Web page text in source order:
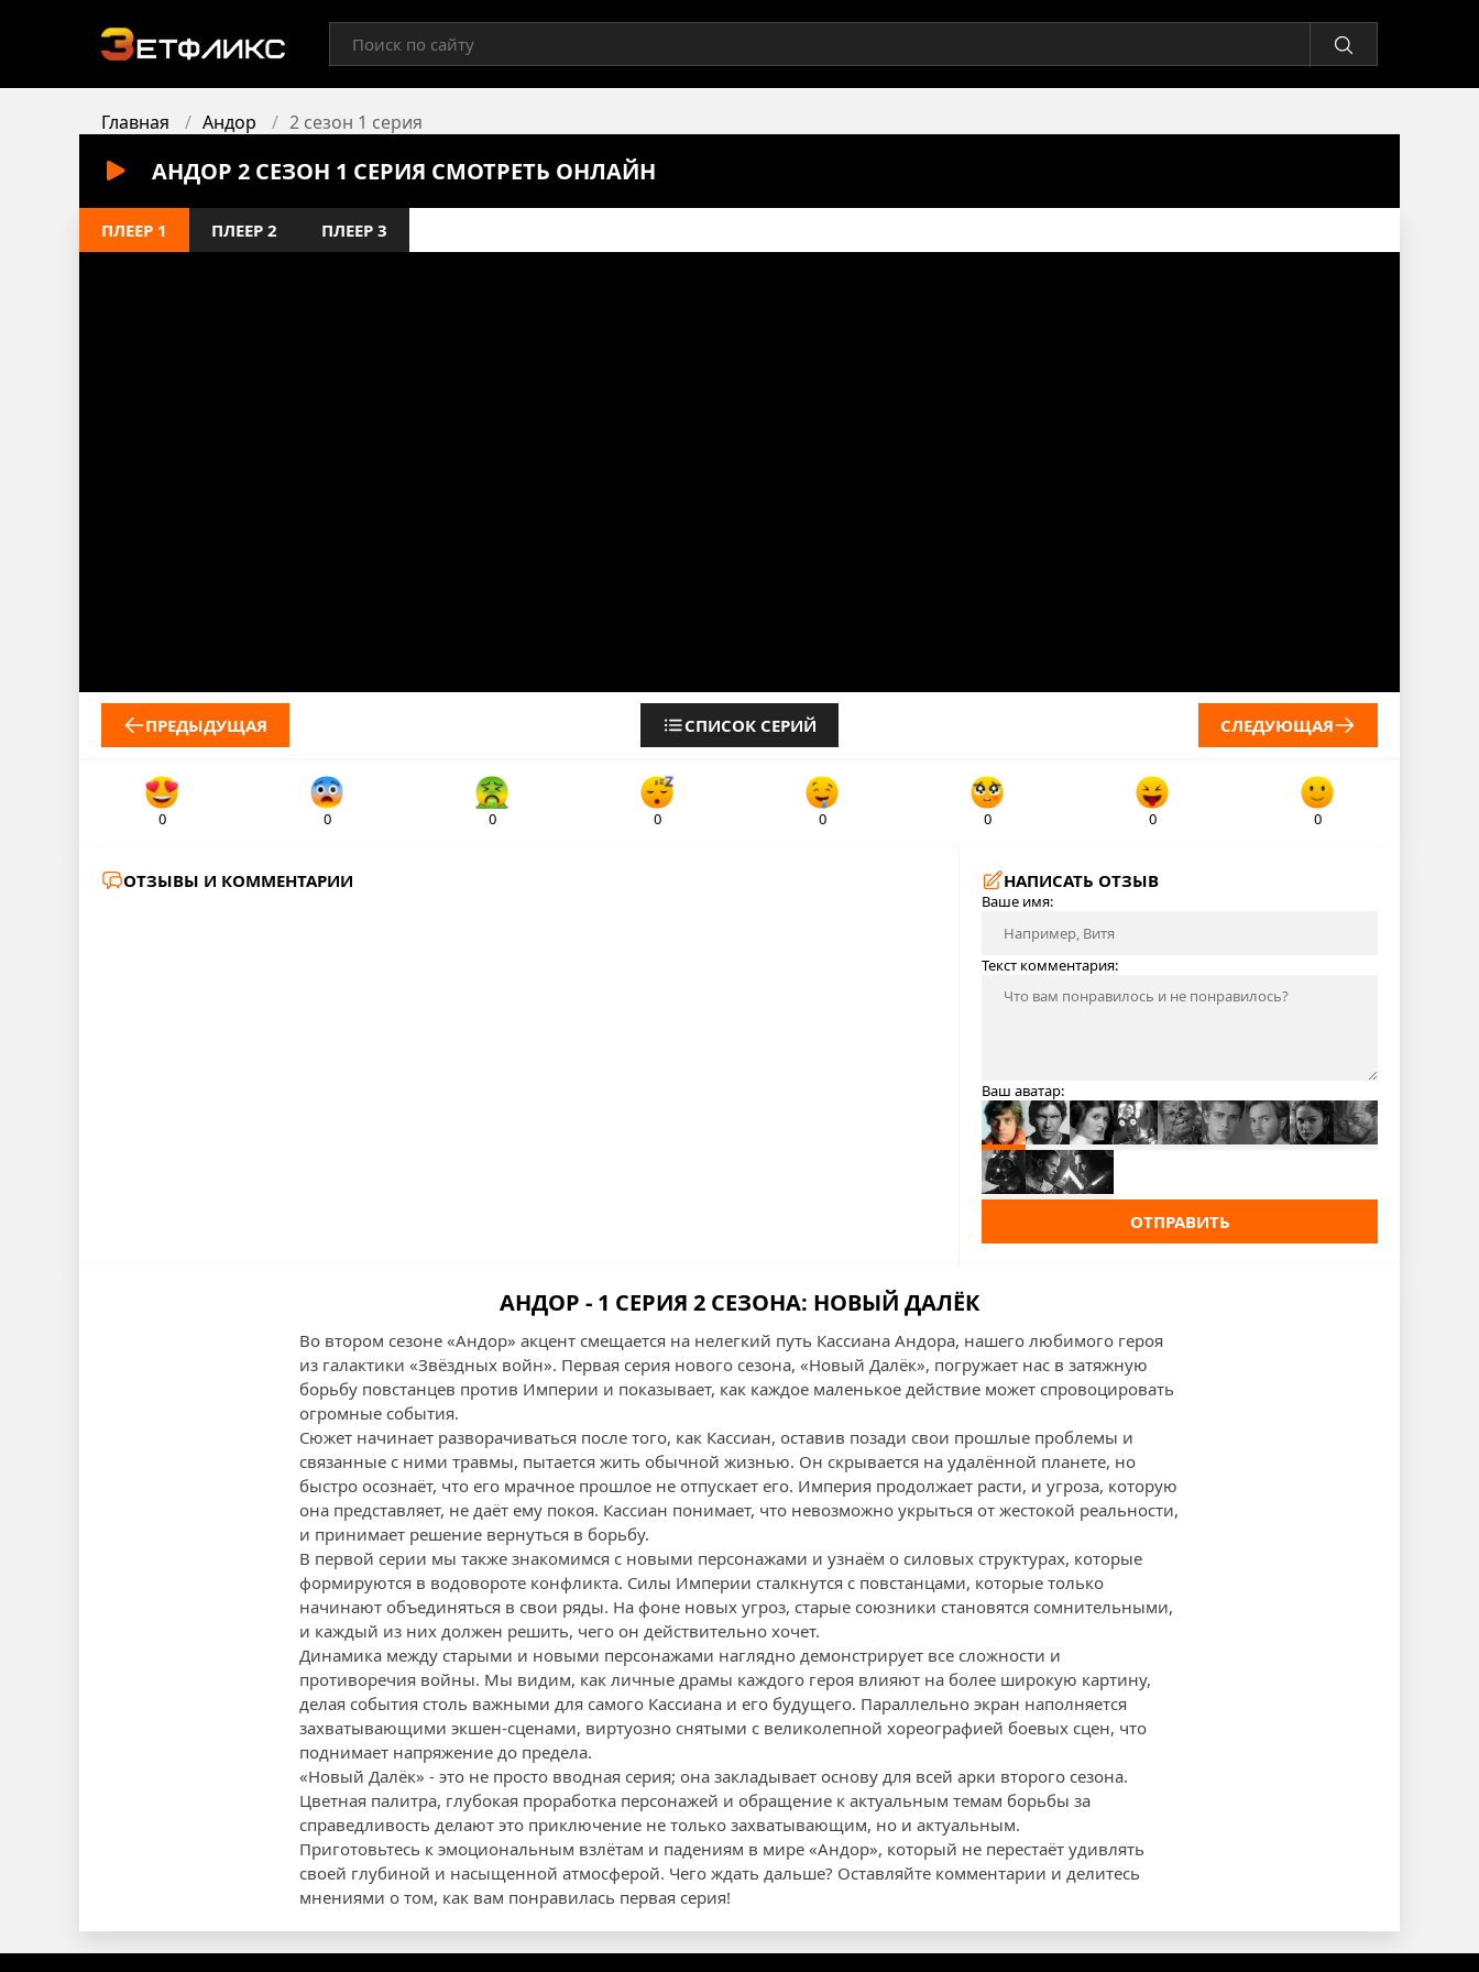
Главная Андор 2 сезон 1 серия
АНДОР 2 СЕЗОН 1 СЕРИЯ СМОТРЕТЬ ОНЛАЙН
ПЛЕЕР 1 ПЛЕЕР 2 ПЛЕЕР 3
ПРЕДЫДУЩАЯ СПИСОК СЕРИЙ СЛЕДУЮЩАЯ
0 0 0 0 0 0 0 0
ОТЗЫВЫ И КОММЕНТАРИИ НАПИСАТЬ ОТЗЫВ
Ваше имя:
Текст комментария:
Ваш аватар:
ОТПРАВИТЬ
АНДОР - 1 СЕРИЯ 2 СЕЗОНА: НОВЫЙ ДАЛЁК
Во втором сезоне «Андор» акцент смещается на нелегкий путь Кассиана Андора, нашего любимого героя
из галактики «Звёздных войн». Первая серия нового сезона, «Новый Далёк», погружает нас в затяжную
борьбу повстанцев против Империи и показывает, как каждое маленькое действие может спровоцировать
огромные события.
Сюжет начинает разворачиваться после того, как Кассиан, оставив позади свои прошлые проблемы и
связанные с ними травмы, пытается жить обычной жизнью. Он скрывается на удалённой планете, но
быстро осознаёт, что его мрачное прошлое не отпускает его. Империя продолжает расти, и угроза, которую
она представляет, не даёт ему покоя. Кассиан понимает, что невозможно укрыться от жестокой реальности,
и принимает решение вернуться в борьбу.
В первой серии мы также знакомимся с новыми персонажами и узнаём о силовых структурах, которые
формируются в водовороте конфликта. Силы Империи сталкнутся с повстанцами, которые только
начинают объединяться в свои ряды. На фоне новых угроз, старые союзники становятся сомнительными,
и каждый из них должен решить, чего он действительно хочет.
Динамика между старыми и новыми персонажами наглядно демонстрирует все сложности и
противоречия войны. Мы видим, как личные драмы каждого героя влияют на более широкую картину,
делая события столь важными для самого Кассиана и его будущего. Параллельно экран наполняется
захватывающими экшен-сценами, виртуозно снятыми с великолепной хореографией боевых сцен, что
поднимает напряжение до предела.
«Новый Далёк» - это не просто вводная серия; она закладывает основу для всей арки второго сезона.
Цветная палитра, глубокая проработка персонажей и обращение к актуальным темам борьбы за
справедливость делают это приключение не только захватывающим, но и актуальным.
Приготовьтесь к эмоциональным взлётам и падениям в мире «Андор», который не перестаёт удивлять
своей глубиной и насыщенной атмосферой. Чего ждать дальше? Оставляйте комментарии и делитесь
мнениями о том, как вам понравилась первая серия!